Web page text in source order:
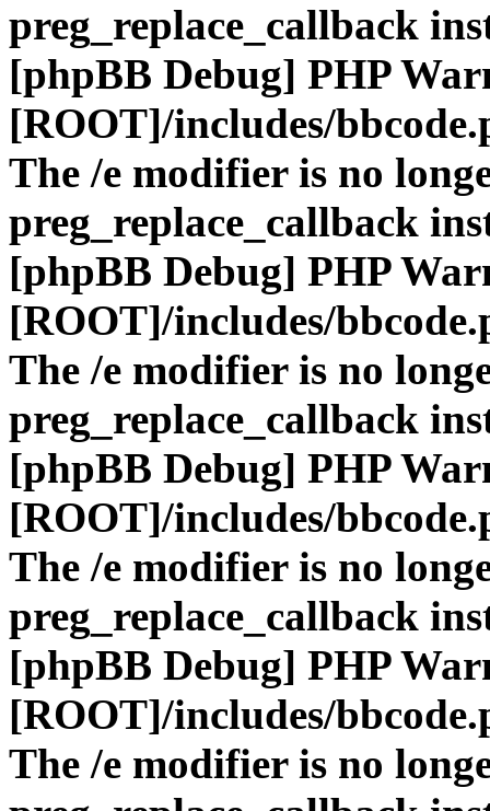
preg_replace_callback
[phpBB Debug] PHP
[ROOT]/includes/
The /e modifier is no
preg_replace_callback
[phpBB Debug] PHP
[ROOT]/includes/
The /e modifier is no
preg_replace_callback
[phpBB Debug] PHP
[ROOT]/includes/
The /e modifier is no
preg_replace_callback
[phpBB Debug] PHP
[ROOT]/includes/
The /e modifier is no